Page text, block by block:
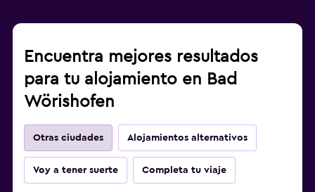
Encuentra mejores resultados
para tu alojamiento en Bad
Wörishofen
Otras ciudades Alojamientos alternativos
Voy a tener suerte Completa tu viaje